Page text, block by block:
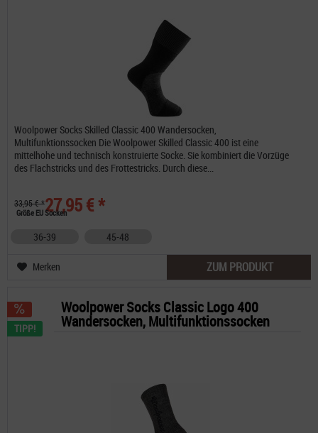
Woolpower Socks Skilled Classic 400 Wandersocken,
Multifunktionssocken Die Woolpower Skilled Classic 400 ist eine
mittelhohe und technisch konstruierte Socke. Sie kombiniert die Vorzüge
des Flachstricks und des Frottestricks. Durch diese...
27,95 € *
33,95 € *
Größe EU Socken
36-39 45-48
Merken ZUM PRODUKT
TIPP!
Woolpower Socks Classic Logo 400
Wandersocken, Multifunktionssocken